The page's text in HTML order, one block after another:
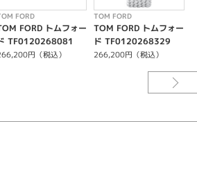
レート/ブルースクリュウ
FORD
FORD トムフォー
TF0120268081
円（税込）
TOM FORD
TOM FORD トムフォー
ド TF0120268329
266,200円（税込）